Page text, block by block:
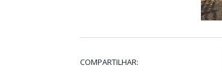
COMPARTILHAR: